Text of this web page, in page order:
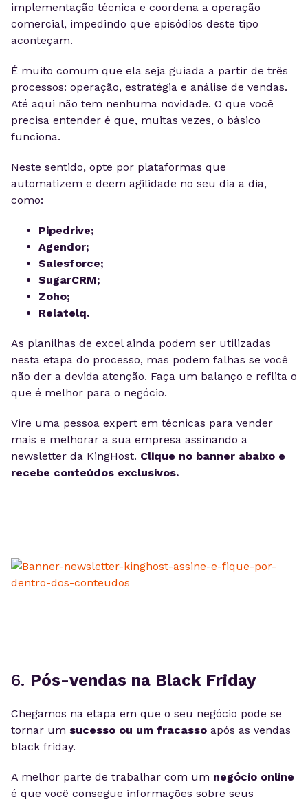
implementação técnica e coordena a operação
comercial, impedindo que episódios deste tipo
aconteçam.
É muito comum que ela seja guiada a partir de três
processos: operação, estratégia e análise de vendas.
Até aqui não tem nenhuma novidade. O que você
precisa entender é que, muitas vezes, o básico
funciona.
Neste sentido, opte por plataformas que
automatizem e deem agilidade no seu dia a dia,
como:
Pipedrive;
Agendor;
Salesforce;
SugarCRM;
Zoho;
Relatelq.
As planilhas de excel ainda podem ser utilizadas
nesta etapa do processo, mas podem falhas se você
não der a devida atenção. Faça um balanço e reflita o
que é melhor para o negócio.
Vire uma pessoa expert em técnicas para vender
mais e melhorar a sua empresa assinando a
newsletter da KingHost. Clique no banner abaixo e
recebe conteúdos exclusivos.
6. Pós-vendas na Black Friday
Chegamos na etapa em que o seu negócio pode se
tornar um sucesso ou um fracasso após as vendas
black friday.
A melhor parte de trabalhar com um negócio online
é que você consegue informações sobre seus